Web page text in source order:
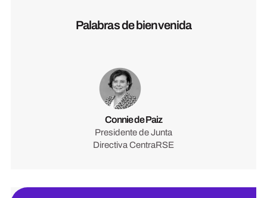
Palabras de bienvenida
Connie de Paiz
Presidente de Junta
Directiva CentraRSE